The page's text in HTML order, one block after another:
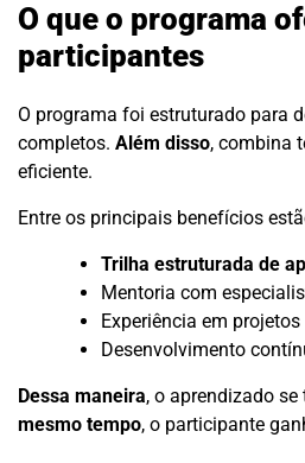
O que o programa
participantes
O programa foi estruturado para
completos. Além disso, combina
eficiente.
Entre os principais benefícios
Trilha estruturada de
Mentoria com
Experiência em projetos
Desenvolvimento
Dessa maneira, o aprendizado
mesmo tempo, o participante